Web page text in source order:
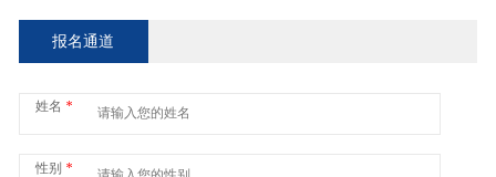
报名通道
姓名 *
性别 *